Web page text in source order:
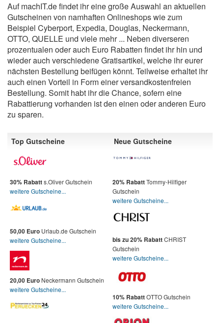
Auf machIT.de findet ihr eine große Auswahl an aktuellen
Gutscheinen von namhaften Onlineshops wie zum
Beispiel Cyberport, Expedia, Douglas, Neckermann,
OTTO, QUELLE und viele mehr ... Neben diverseren
prozentualen oder auch Euro Rabatten findet ihr hin und
wieder auch verschiedene Gratisartikel, welche ihr eurer
nächsten Bestellung beifügen könnt. Teilweise erhaltet ihr
auch einen Vorteil in Form einer versandkostenfreien
Bestellung. Somit habt ihr die Chance, sofern eine
Rabattierung vorhanden ist den einen oder anderen Euro
zu sparen.
Top Gutscheine
30% Rabatts.Oliver Gutschein
weitere Gutscheine...
50,00 Euro Urlaub.de Gutschein
weitere Gutscheine...
20,00 Euro Neckermann Gutschein
weitere Gutscheine...
Neue Gutscheine
20% RabattTommy-Hilfiger
Gutschein
weitere Gutscheine...
bis zu 20% RabattCHRIST
Gutschein
weitere Gutscheine...
10% RabattOTTO Gutschein
weitere Gutscheine...